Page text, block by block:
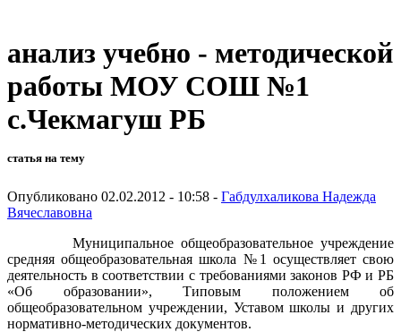
анализ учебно - методической
работы МОУ СОШ №1
с.Чекмагуш РБ
статья на тему
Опубликовано 02.02.2012 - 10:58 - Габдулхаликова Надежда
Вячеславовна
Муниципальное общеобразовательное учреждение
средняя общеобразовательная школа №1 осуществляет свою
деятельность в соответствии с требованиями законов РФ и РБ
«Об образовании», Типовым положением об
общеобразовательном учреждении, Уставом школы и других
нормативно-методических документов.